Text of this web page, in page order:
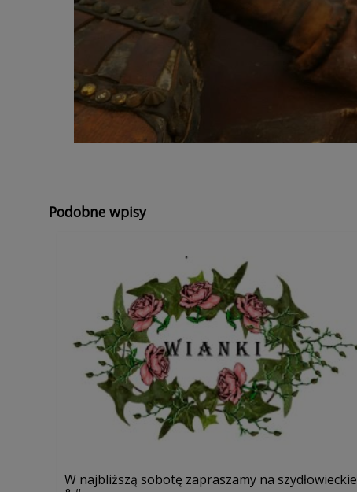
Podobne wpisy
W najbliższą sobotę zapraszamy na szydłowieckie